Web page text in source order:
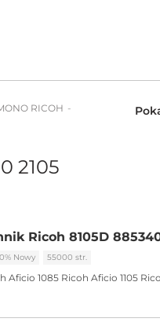
RICOH
2105
Ricoh 8105D
Nowy 55000 str.
Aficio 1085 Ricoh Aficio 1105